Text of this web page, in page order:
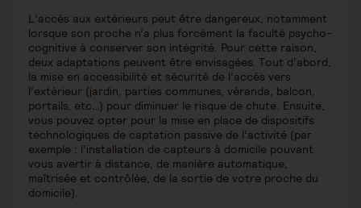
L’accès aux extérieurs peut être dangereux, notamment
lorsque son proche n’a plus forcément la faculté psycho-
cognitive à conserver son intégrité. Pour cette raison,
deux adaptations peuvent être envisagées. Tout d’abord,
la mise en accessibilité et sécurité de l’accès vers
l’extérieur (jardin, parties communes, véranda, balcon,
portails, etc…) pour diminuer le risque de chute. Ensuite,
vous pouvez opter pour la mise en place de dispositifs
technologiques de captation passive de l’activité (par
exemple : l’installation de capteurs à domicile pouvant
vous avertir à distance, de manière automatique,
maîtrisée et contrôlée, de la sortie de votre proche du
domicile).